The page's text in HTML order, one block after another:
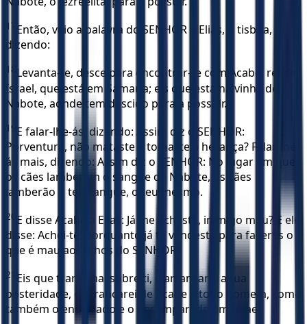
17 Então, veio a palavra do SENHOR a Elias, o tisbita,
dizendo:
18 Levanta-te, desce para encontrar-te com Acabe, rei de
Israel, que está em Samaria; eis que está na vinha de
Nabote, aonde tem descido para a possuir.
19 E falar-lhe-ás, dizendo: Assim diz o SENHOR:
Porventura, não mataste e tomaste a herança? Falar-lhe-
ás mais, dizendo: Assim diz o SENHOR: No lugar em que
os cães lamberam o sangue de Nabote, os cães
lamberão o teu sangue, o teu mesmo.
20 E disse Acabe a Elias: Já me achaste, inimigo meu? E ele
disse: Achei-te; porquanto já te vendeste para fazeres o
que é mau aos olhos do SENHOR.
21
Eis que trarei mal sobre ti, e arrancarei a tua
posteridade, e arrancarei de Acabe a todo homem, como
também o encerrado e o desamparado em Israel;